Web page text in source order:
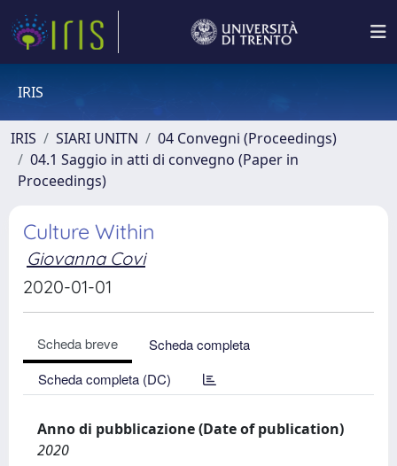
IRIS
IRIS SIARI UNITN
04 Convegni (Proceedings)
04.1 Saggio in atti di convegno (Paper in
Proceedings)
Culture Within
Giovanna Covi
2020-01-01
Scheda breve
Scheda completa
Scheda completa (DC)
Anno di pubblicazione (Date of publication)
2020